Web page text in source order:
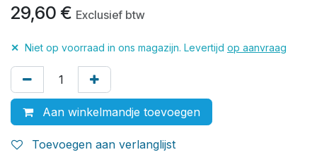
29,60 € Exclusief btw
✕ Niet op voorraad in ons magazijn. Levertijd op aanvraag
Aan winkelmandje toevoegen
Toevoegen aan verlanglijst